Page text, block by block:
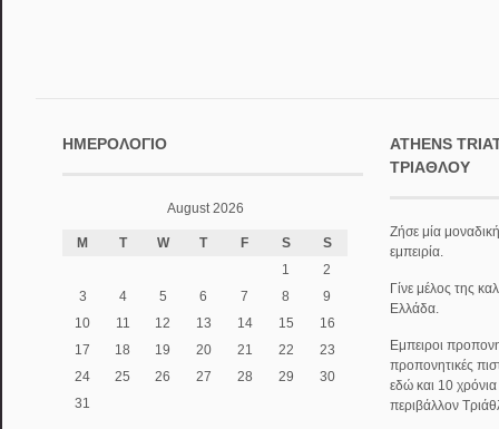
ΗΜΕΡΟΛΌΓΙΟ
August 2026
M T W T F S
S
1
2
3
4 5 6 7 8
9
10
11 12 13 14 15
16
17
18 19 20 21 22
23
24
25 26 27 28 29
30
31
ATHENS
ΤΡΙΆΘΛΟΥ
Ζήσε μία
εμπειρία.
Γίνε μέλος της
Ελλάδα.
Εμπειροι
προπονητικές
εδώ και 10
περιβάλλον